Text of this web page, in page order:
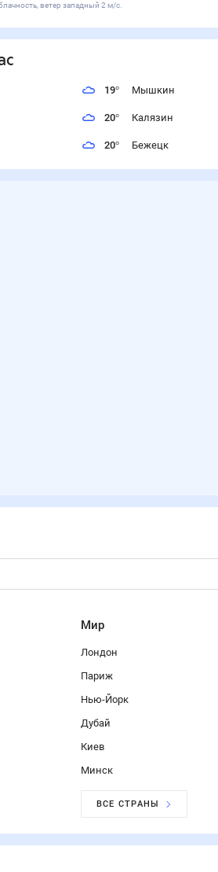
ветер западный 2 м/с.
19° Мышкин
20° Калязин
20° Бежецк
Мир
Лондон
Париж
Нью-Йорк
Дубай
Киев
Минск
ВСЕ СТРАНЫ